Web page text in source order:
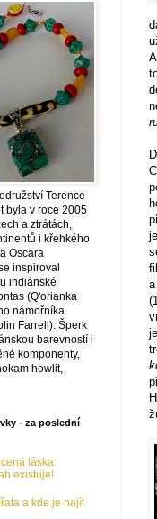
Terence
byla v roce 2005
a ztrátách,
i křehkého
Oscara
inspiroval
indiánské
(Q'orianka
námořníka
Farrell). Šperk
barevností i
komponenty,
howlit,
- za poslední
láska:
existuje!
a kde je najít